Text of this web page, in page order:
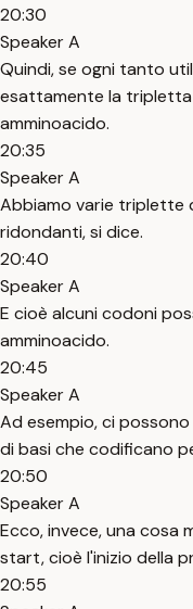
20:30
Speaker A
Quindi, se ogni tanto
esattamente la
amminoacido.
20:35
Speaker A
Abbiamo varie triplette
ridondanti, si dice.
20:40
Speaker A
E cioè alcuni codoni
amminoacido.
20:45
Speaker A
Ad esempio, ci
di basi che codificano
20:50
Speaker A
Ecco, invece, una cosa
start, cioè l'inizio della
20:55